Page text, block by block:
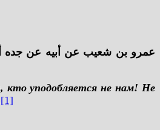
عمرو بن شعيب عن أبيه عن جده أن
кто уподобляется не нам! Не
[1]